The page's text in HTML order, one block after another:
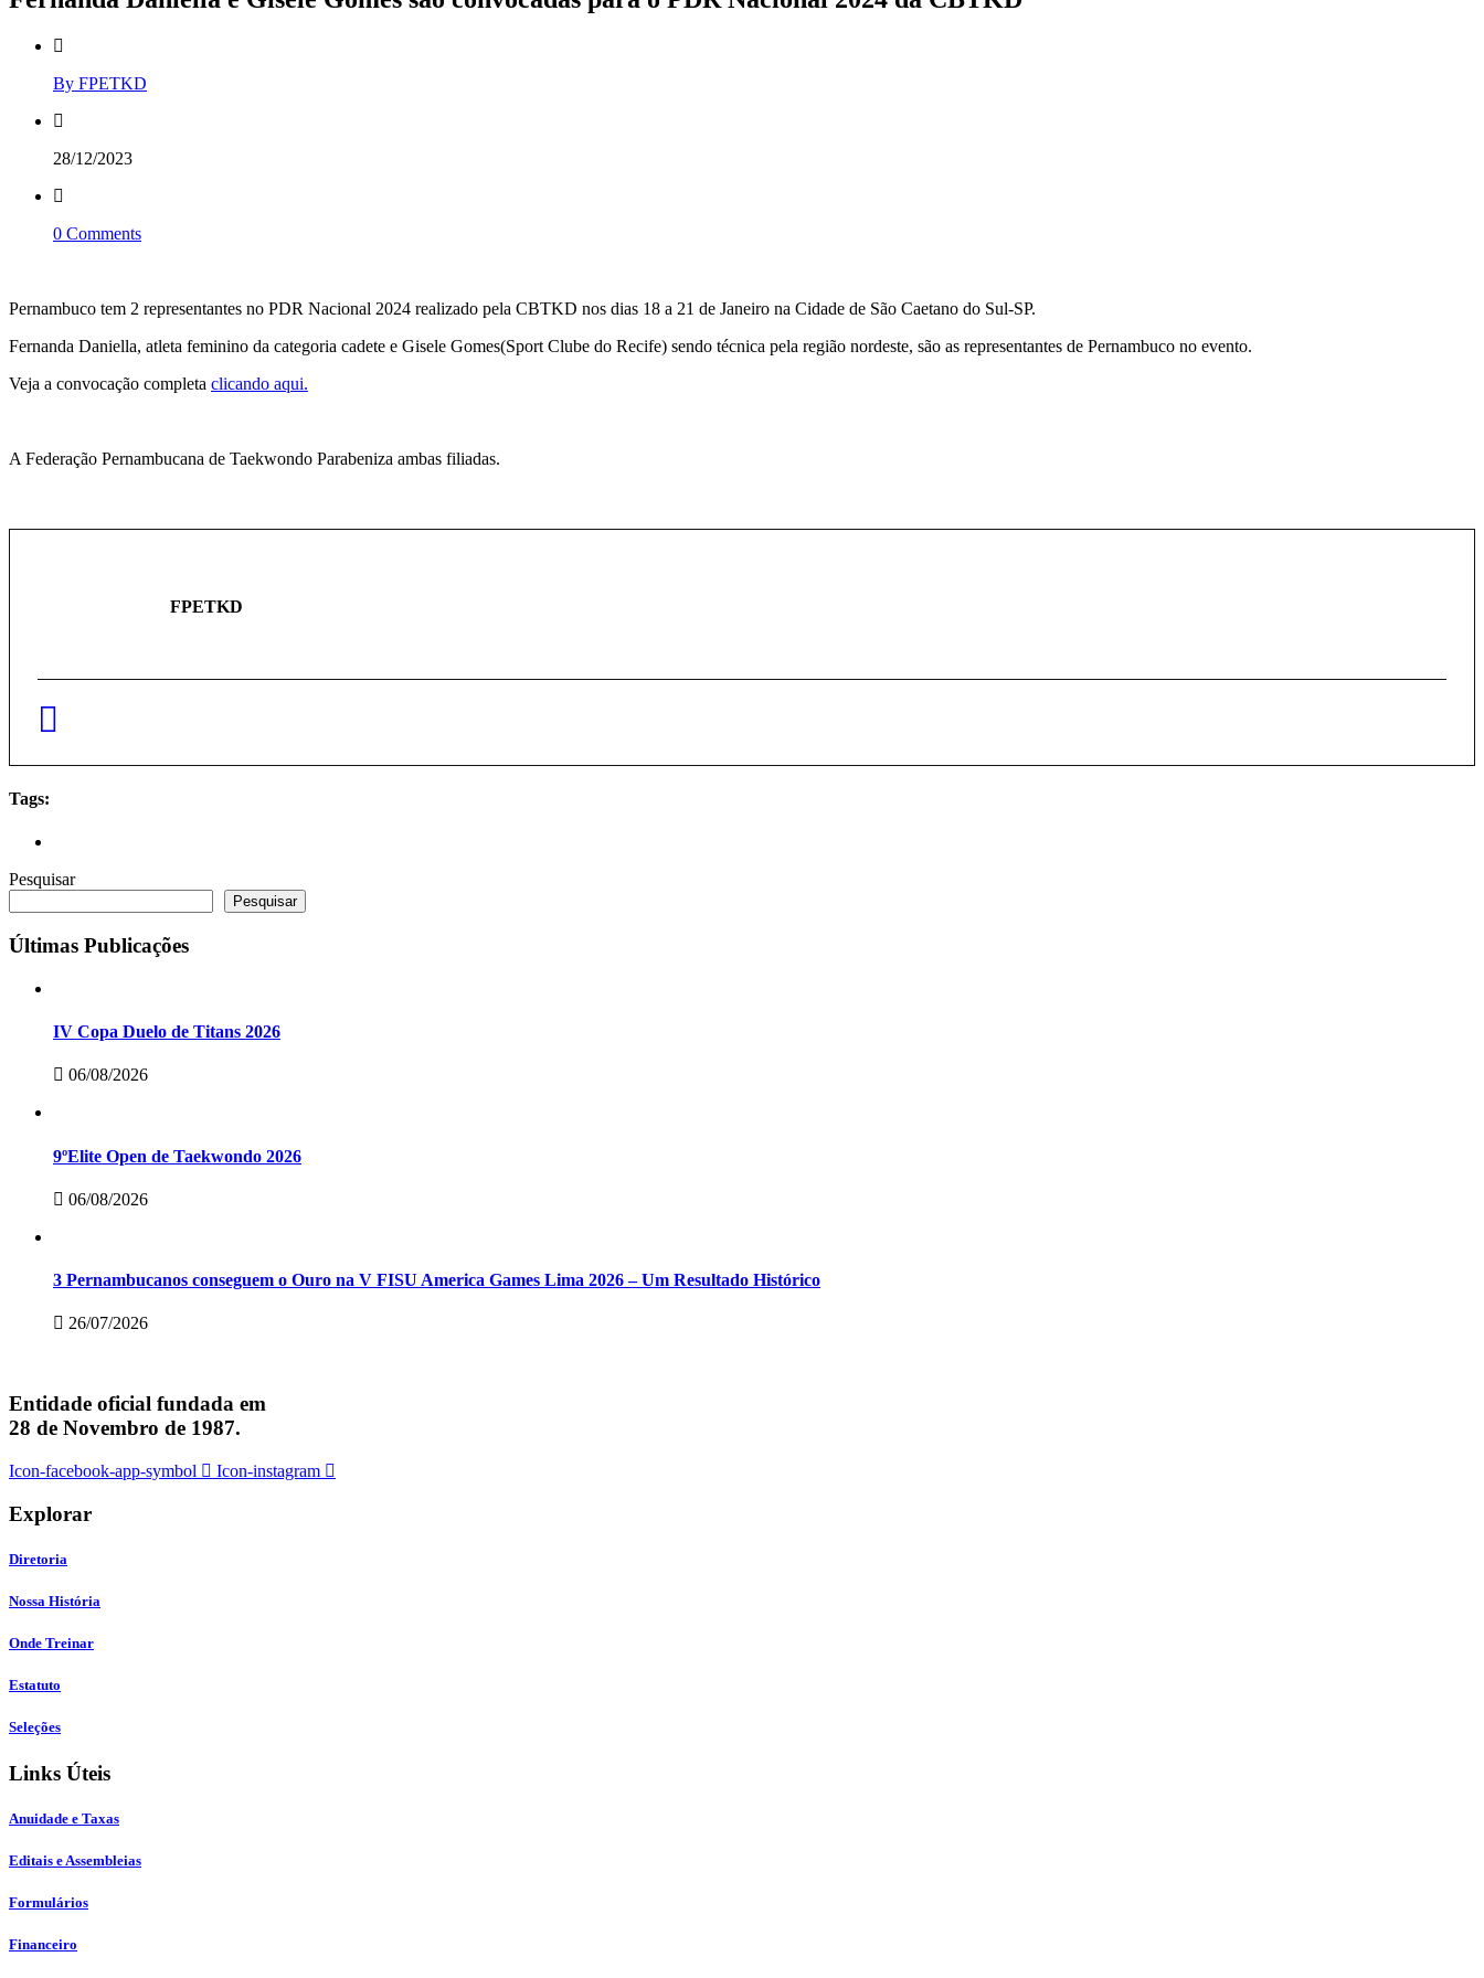
By FPETKD
28/12/2023
0 Comments
Pernambuco tem 2 representantes no PDR Nacional 2024 realizado pela CBTKD nos dias 18 a 21 de Janeiro na Cidade de São Caetano do Sul-SP.
Fernanda Daniella, atleta feminino da categoria cadete e Gisele Gomes(Sport Clube do Recife) sendo técnica pela região nordeste, são as representantes de Pernambuco no evento.
Veja a convocação completa clicando aqui.
A Federação Pernambucana de Taekwondo Parabeniza ambas filiadas.
FPETKD
Tags:
Pesquisar
Pesquisar
Últimas Publicações
IV Copa Duelo de Titans 2026
06/08/2026
9ºElite Open de Taekwondo 2026
06/08/2026
3 Pernambucanos conseguem o Ouro na V FISU America Games Lima 2026 – Um Resultado Histórico
26/07/2026
Entidade oficial fundada em
28 de Novembro de 1987.
Icon-facebook-app-symbol Icon-instagram
Explorar
Diretoria
Nossa História
Onde Treinar
Estatuto
Seleções
Links Úteis
Anuidade e Taxas
Editais e Assembleias
Formulários
Financeiro